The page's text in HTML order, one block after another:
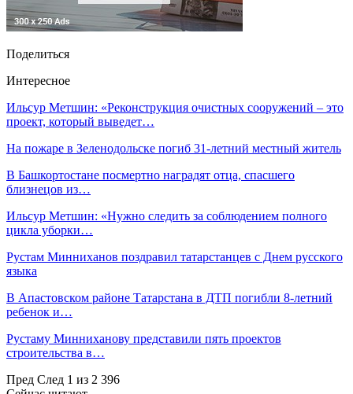
Поделиться
Интересное
Ильсур Метшин: «Реконструкция очистных сооружений – это
проект, который выведет…
На пожаре в Зеленодольске погиб 31-летний местный житель
В Башкортостане посмертно наградят отца, спасшего
близнецов из…
Ильсур Метшин: «Нужно следить за соблюдением полного
цикла уборки…
Рустам Минниханов поздравил татарстанцев с Днем русского
языка
В Апастовском районе Татарстана в ДТП погибли 8-летний
ребенок и…
Рустаму Минниханову представили пять проектов
строительства в…
Пред След 1 из 2 396